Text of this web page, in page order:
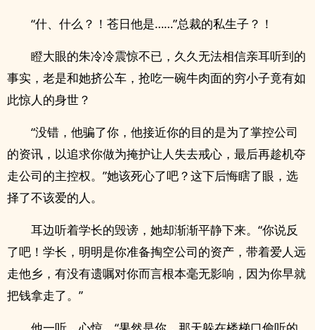
“什、什么？！苍日他是……”总裁的私生子？！
瞪大眼的朱冷冷震惊不已，久久无法相信亲耳听到的
事实，老是和她挤公车，抢吃一碗牛肉面的穷小子竟有如
此惊人的身世？
“没错，他骗了你，他接近你的目的是为了掌控公司
的资讯，以追求你做为掩护让人失去戒心，最后再趁机夺
走公司的主控权。”她该死心了吧？这下后悔瞎了眼，选
择了不该爱的人。
耳边听着学长的毁谤，她却渐渐平静下来。“你说反
了吧！学长，明明是你准备掏空公司的资产，带着爱人远
走他乡，有没有遗嘱对你而言根本毫无影响，因为你早就
把钱拿走了。”